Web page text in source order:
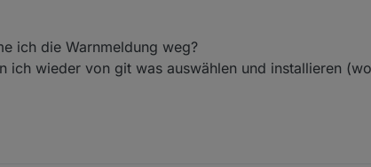
ich die Warnmeldung weg?
ich wieder von git was auswählen und installieren